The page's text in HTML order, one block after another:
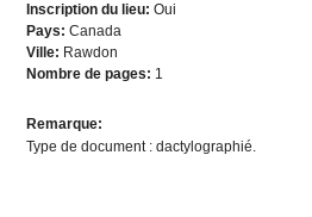
Inscription du lieu:Oui
Pays:Canada
Ville: Rawdon
Nombre de pages: 1
Remarque:
Type de document : dactylographié.